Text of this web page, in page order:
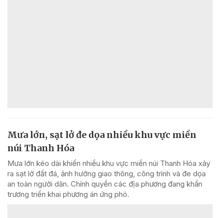
Mưa lớn, sạt lở đe dọa nhiều khu vực miền
núi Thanh Hóa
Mưa lớn kéo dài khiến nhiều khu vực miền núi Thanh Hóa xảy
ra sạt lở đất đá, ảnh hưởng giao thông, công trình và đe dọa
an toàn người dân. Chính quyền các địa phương đang khẩn
trương triển khai phương án ứng phó.